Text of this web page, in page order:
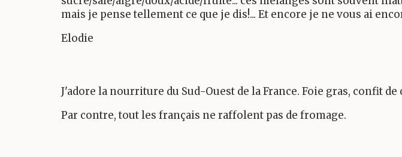
mais je pense tellement ce que je dis!... Et encore je ne vous ai
Elodie
J'adore la nourriture du Sud-Ouest de la France. Foie gras, confit
Par contre, tout les français ne raffolent pas de fromage.